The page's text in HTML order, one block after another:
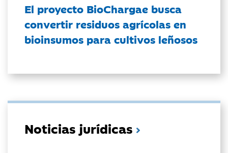
El proyecto BioChargae busca
convertir residuos agrícolas en
bioinsumos para cultivos leñosos
Noticias jurídicas